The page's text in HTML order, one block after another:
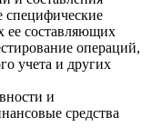
специфические
ее составляющих
операций,
учета и других
и
средства